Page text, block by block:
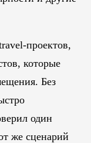
проектов,
которые
Без
один
же сценарий